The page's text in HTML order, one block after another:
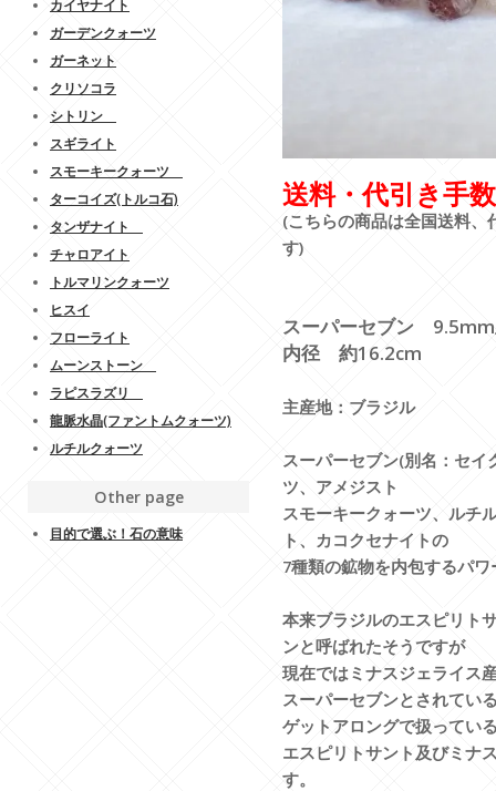
送料・代引き手
(こちらの商品は全国送料
す)
スーパーセブン
内径 約16.2cm
主産地：ブラジル
スーパーセブン(別名：セ
ツ、アメジスト
スモーキークォーツ、ルチ
ト、カコクセナイトの
7種類の鉱物を内包するパ
本来ブラジルのエスピリト
ンと呼ばれたそうですが
現在ではミナスジェライス
スーパーセブンとされてい
ゲットアロングで扱ってい
エスピリトサント及びミナ
す。
カイヤナイト
ガーデンクォーツ
ガーネット
クリソコラ
シトリン
スギライト
スモーキークォーツ
ターコイズ(トルコ石)
タンザナイト
チャロアイト
トルマリンクォーツ
ヒスイ
フローライト
ムーンストーン
ラピスラズリ
龍脈水晶(ファントムクォーツ)
ルチルクォーツ
Other page
目的で選ぶ！石の意味